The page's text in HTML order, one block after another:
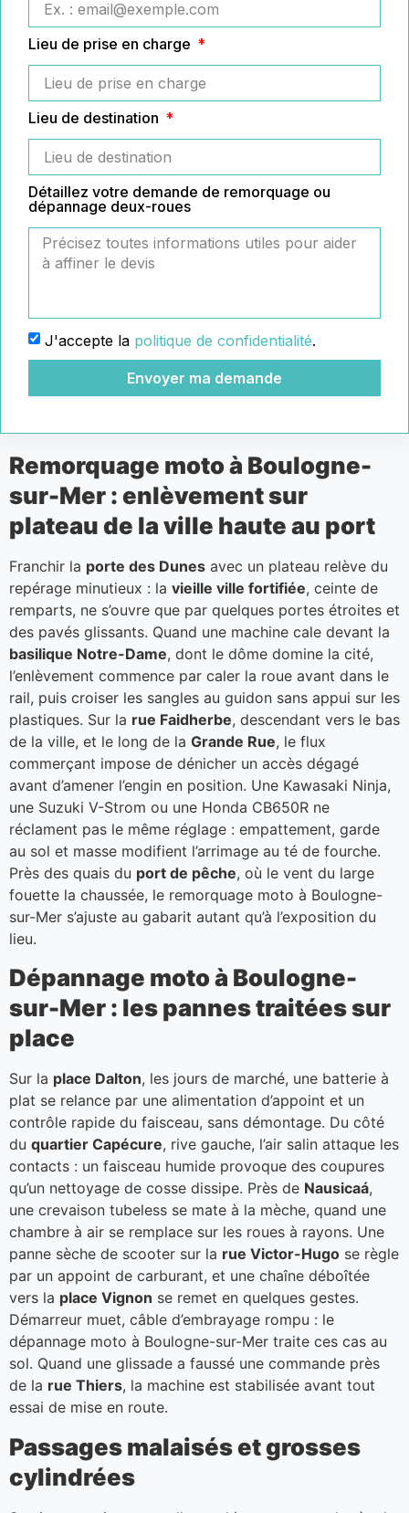
Lieu de prise en charge
Lieu de destination
Détaillez votre demande de remorquage ou
dépannage deux-roues
J'accepte la politique de confidentialité.
Envoyer ma demande
Remorquage moto à Boulogne-
sur-Mer : enlèvement sur
plateau de la ville haute au port
Franchir la porte des Dunes avec un plateau relève du
repérage minutieux : la vieille ville fortifiée, ceinte de
remparts, ne s’ouvre que par quelques portes étroites et
des pavés glissants. Quand une machine cale devant la
basilique Notre-Dame, dont le dôme domine la cité,
l’enlèvement commence par caler la roue avant dans le
rail, puis croiser les sangles au guidon sans appui sur les
plastiques. Sur la rue Faidherbe, descendant vers le bas
de la ville, et le long de la Grande Rue, le flux
commerçant impose de dénicher un accès dégagé
avant d’amener l’engin en position. Une Kawasaki Ninja,
une Suzuki V-Strom ou une Honda CB650R ne
réclament pas le même réglage : empattement, garde
au sol et masse modifient l’arrimage au té de fourche.
Près des quais du port de pêche, où le vent du large
fouette la chaussée, le remorquage moto à Boulogne-
sur-Mer s’ajuste au gabarit autant qu’à l’exposition du
lieu.
Dépannage moto à Boulogne-
sur-Mer : les pannes traitées sur
place
Sur la place Dalton, les jours de marché, une batterie à
plat se relance par une alimentation d’appoint et un
contrôle rapide du faisceau, sans démontage. Du côté
du quartier Capécure, rive gauche, l’air salin attaque les
contacts : un faisceau humide provoque des coupures
qu’un nettoyage de cosse dissipe. Près de Nausicaá,
une crevaison tubeless se mate à la mèche, quand une
chambre à air se remplace sur les roues à rayons. Une
panne sèche de scooter sur la rue Victor-Hugo se règle
par un appoint de carburant, et une chaîne déboîtée
vers la place Vignon se remet en quelques gestes.
Démarreur muet, câble d’embrayage rompu : le
dépannage moto à Boulogne-sur-Mer traite ces cas au
sol. Quand une glissade a faussé une commande près
de la rue Thiers, la machine est stabilisée avant tout
essai de mise en route.
Passages malaisés et grosses
cylindrées